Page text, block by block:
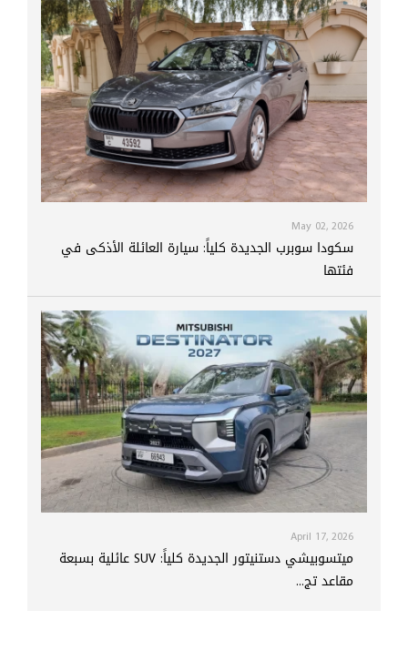
May 02, 2026
سكودا سوبرب الجديدة كلياً: سيارة العائلة الأذكى في
فئتها
April 17, 2026
ميتسوبيشي دستنيتور الجديدة كلياً: SUV عائلية بسبعة
مقاعد تج...